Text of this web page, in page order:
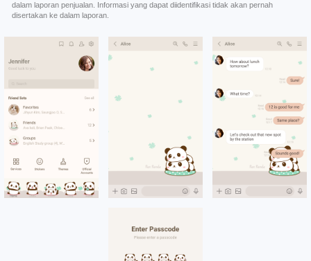
dalam laporan penjualan. Informasi yang dapat diidentifikasi tidak akan pernah
disertakan ke dalam laporan.